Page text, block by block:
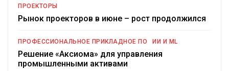
ПРОЕКТОРЫ
Рынок проекторов в июне – рост продолжился
ПРОФЕССИОНАЛЬНОЕ ПРИКЛАДНОЕ ПО ИИ И ML
Решение «Аксиома» для управления
промышленными активами